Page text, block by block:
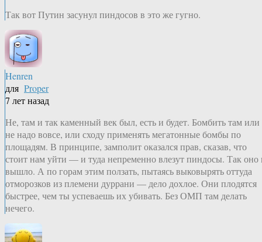
Так вот Путин засунул пиндосов в это же гугно.
Henren
для Proper
7 лет назад
Не, там и так каменный век был, есть и будет. Бомбить там или
не надо вовсе, или сходу применять мегатонные бомбы по
площадям. В принципе, замполит оказался прав, сказав, что
стоит нам уйти — и туда непременно влезут пиндосы. Так оно
вышло. А по горам этим ползать, пытаясь выковырять оттуда
отморозков из племени дуррани — дело дохлое. Они плодятся
быстрее, чем ты успеваешь их убивать. Без ОМП там делать
нечего.